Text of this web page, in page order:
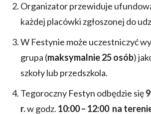
Organizator przewiduje
każdej placówki zgłoszonej do
W Festynie może uczestniczyć
grupa (maksymalnie 25 osób)
szkoły lub przedszkola.
Tegoroczny Festyn odbędzie się9
r.w godz. 10:00 – 12:00 na